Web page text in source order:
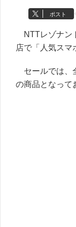
ポスト
NTTレゾナン
店で「人気スマ
セールでは、
の商品となって